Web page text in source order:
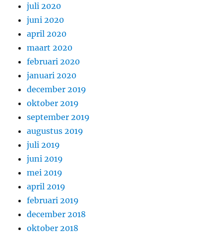
juli 2020
juni 2020
april 2020
maart 2020
februari 2020
januari 2020
december 2019
oktober 2019
september 2019
augustus 2019
juli 2019
juni 2019
mei 2019
april 2019
februari 2019
december 2018
oktober 2018